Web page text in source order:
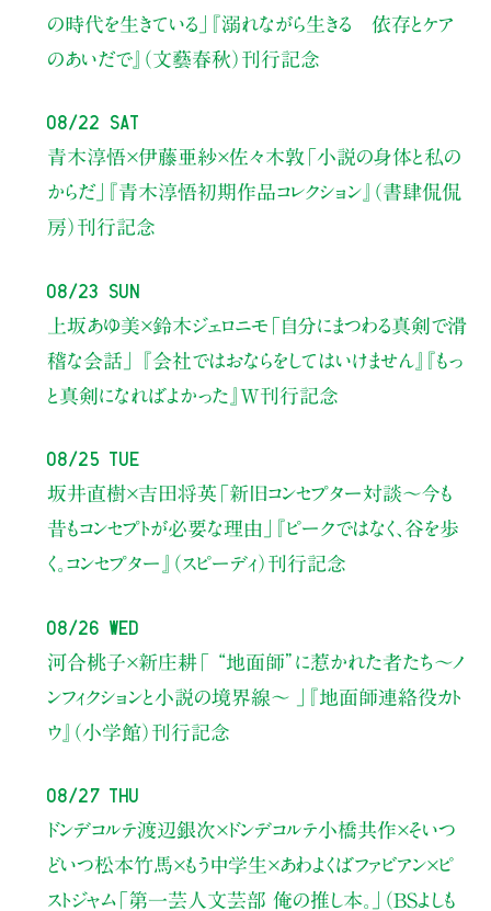
の時代を生きている」
『溺れながら生きる 依存とケア
のあいだで』（文藝春秋）刊行記念
08/22 Sat
青木淳悟×伊藤亜紗×佐々木敦 「小説の身体と私の
からだ」
『青木淳悟初期作品コレクション』（書肆侃侃
房）刊行記念
08/23 Sun
上坂あゆ美×鈴木ジェロニモ 「自分にまつわる真剣で滑
稽な会話」
『会社ではおならをしてはいけません』『もっ
と真剣になればよかった』W刊行記念
08/25 Tue
坂井直樹×吉田将英「新旧コンセプター対談～今も
昔もコンセプトが必要な理由」
『ピークではなく、谷を歩
く。コンセプター』（スピーディ）刊行記念
08/26 Wed
河合桃子×新庄耕「 “地面師”に惹かれた者たち〜ノ
ンフィクションと小説の境界線〜 」
『地面師連絡役カト
ウ』（小学館）刊行記念
08/27 Thu
ドンデコルテ渡辺銀次×ドンデコルテ小橋共作×そいつ
どいつ松本竹馬×もう中学生×あわよくばファビアン×ピ
ストジャム「第一芸人文芸部 俺の推し本。」（BSよしも